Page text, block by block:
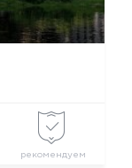
рекомендуем